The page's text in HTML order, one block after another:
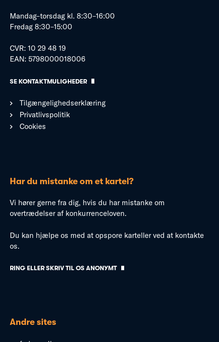
Mandag–torsdag kl. 8:30–16:00
Fredag 8:30–15:00
CVR: 10 29 48 19
EAN: 5798000018006
SE KONTAKTMULIGHEDER
Tilgængelighedserklæring
Privatlivspolitik
Cookies
Har du mistanke om et kartel?
Vi hører gerne fra dig, hvis du har mistanke om
overtrædelser af konkurrenceloven.
Du kan hjælpe os med at opspore karteller ved at kontakte
os.
RING ELLER SKRIV TIL OS ANONYMT
Andre sites